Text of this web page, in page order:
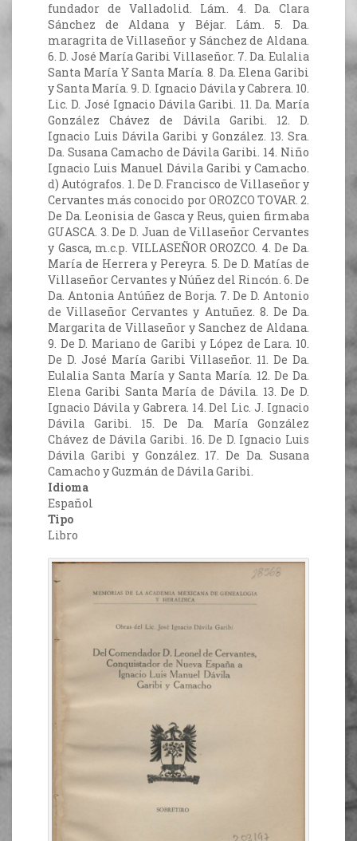
fundador de Valladolid. Lám. 4. Da. Clara
Sánchez de Aldana y Béjar. Lám. 5. Da.
maragrita de Villaseñor y Sánchez de Aldana.
6. D. José María Garibi Villaseñor. 7. Da. Eulalia
Santa María Y Santa María. 8. Da. Elena Garibi
y Santa María. 9. D. Ignacio Dávila y Cabrera. 10.
Lic. D. José Ignacio Dávila Garibi. 11. Da. María
González Chávez de Dávila Garibi. 12. D.
Ignacio Luis Dávila Garibi y González. 13. Sra.
Da. Susana Camacho de Dávila Garibi. 14. Niño
Ignacio Luis Manuel Dávila Garibi y Camacho.
d) Autógrafos. 1. De D. Francisco de Villaseñor y
Cervantes más conocido por OROZCO TOVAR. 2.
De Da. Leonisia de Gasca y Reus, quien firmaba
GUASCA. 3. De D. Juan de Villaseñor Cervantes
y Gasca, m.c.p. VILLASEÑOR OROZCO. 4. De Da.
María de Herrera y Pereyra. 5. De D. Matías de
Villaseñor Cervantes y Núñez del Rincón. 6. De
Da. Antonia Antúñez de Borja. 7. De D. Antonio
de Villaseñor Cervantes y Antuñez. 8. De Da.
Margarita de Villaseñor y Sanchez de Aldana.
9. De D. Mariano de Garibi y López de Lara. 10.
De D. José María Garibi Villaseñor. 11. De Da.
Eulalia Santa María y Santa María. 12. De Da.
Elena Garibi Santa María de Dávila. 13. De D.
Ignacio Dávila y Gabrera. 14. Del Lic. J. Ignacio
Dávila Garibi. 15. De Da. María González
Chávez de Dávila Garibi. 16. De D. Ignacio Luis
Dávila Garibi y González. 17. De Da. Susana
Camacho y Guzmán de Dávila Garibi.
Idioma
Español
Tipo
Libro